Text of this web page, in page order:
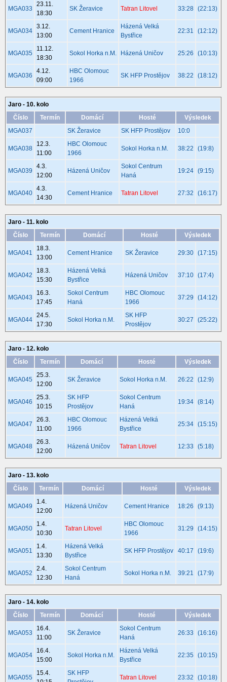
MGA033
23.11.
18:30
SK Žeravice Tatran Litovel 33:28 (22:13)
MGA034
3.12.
13:00
Cement Hranice
Házená Velká
Bystřice
22:31 (12:12)
MGA035
11.12.
18:30
Sokol Horka n.M. Házená Uničov 25:26 (10:13)
MGA036
4.12.
09:00
HBC Olomouc
1966
SK HFP Prostějov 38:22 (18:12)
Jaro - 10. kolo
Číslo
Termín Domácí Hosté
Výsledek
MGA037
SK Žeravice SK HFP Prostějov 10:0
MGA038
12.3.
11:00
HBC Olomouc
1966
Sokol Horka n.M. 38:22 (19:8)
MGA039
4.3.
12:00
Házená Uničov
Sokol Centrum
Haná
19:24 (9:15)
MGA040
4.3.
14:30
Cement Hranice Tatran Litovel 27:32 (16:17)
Jaro - 11. kolo
Číslo
Termín Domácí Hosté Výsledek
MGA041
18.3.
13:00
Cement Hranice SK Žeravice 29:30 (17:15)
MGA042
18.3.
15:30
Házená Velká
Bystřice
Házená Uničov 37:10 (17:4)
MGA043
16.3.
17:45
Sokol Centrum
Haná
HBC Olomouc
1966
37:29 (14:12)
MGA044
24.5.
17:30
Sokol Horka n.M.
SK HFP
Prostějov
30:27 (25:22)
Jaro - 12. kolo
Číslo
Termín Domácí Hosté Výsledek
MGA045
25.3.
12:00
SK Žeravice Sokol Horka n.M. 26:22 (12:9)
MGA046
25.3.
10:15
SK HFP
Prostějov
Sokol Centrum
Haná
19:34 (8:14)
MGA047
26.3.
11:00
HBC Olomouc
1966
Házená Velká
Bystřice
25:34 (15:15)
MGA048
26.3.
12:00
Házená Uničov Tatran Litovel 12:33 (5:18)
Jaro - 13. kolo
Číslo
Termín Domácí Hosté Výsledek
MGA049
1.4.
12:00
Házená Uničov Cement Hranice 18:26 (9:13)
MGA050
1.4.
10:30
Tatran Litovel
HBC Olomouc
1966
31:29 (14:15)
MGA051
1.4.
13:30
Házená Velká
Bystřice
SK HFP Prostějov 40:17 (19:6)
MGA052
2.4.
12:30
Sokol Centrum
Haná
Sokol Horka n.M. 39:21 (17:9)
Jaro - 14. kolo
Číslo
Termín Domácí Hosté Výsledek
MGA053
16.4.
11:00
SK Žeravice
Sokol Centrum
Haná
26:33 (16:16)
MGA054
16.4.
15:00
Sokol Horka n.M.
Házená Velká
Bystřice
22:35 (10:15)
MGA055
15.4.
SK HFP
Tatran Litovel 23:32 (10:18)